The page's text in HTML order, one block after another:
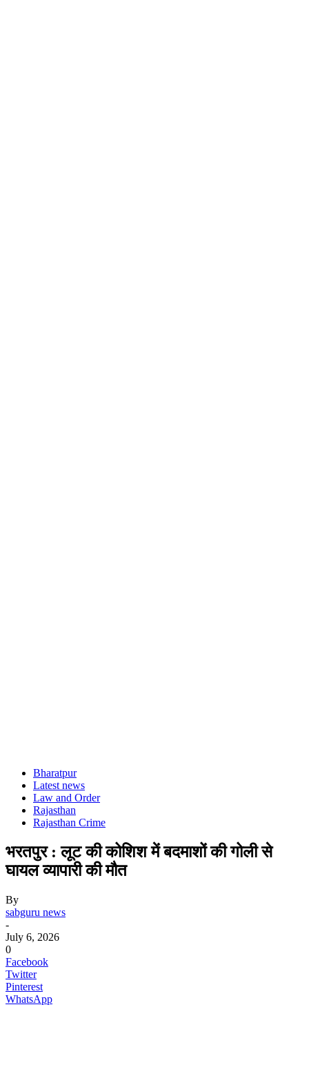
Bharatpur
Latest news
Law and Order
Rajasthan
Rajasthan Crime
भरतपुर : लूट की कोशिश में बदमाशों की गोली से
घायल व्यापारी की मौत
By
sabguru news
-
July 6, 2026
0
Facebook
Twitter
Pinterest
WhatsApp